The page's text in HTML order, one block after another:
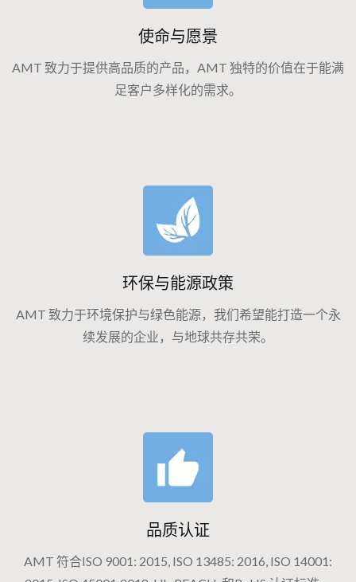
使命与愿景
AMT 致力于提供高品质的产品，AMT 独特的价值在于能满
足客户多样化的需求。
环保与能源政策
AMT 致力于环境保护与绿色能源，我们希望能打造一个永
续发展的企业，与地球共存共荣。
品质认证
AMT 符合ISO 9001: 2015, ISO 13485: 2016, ISO 14001: